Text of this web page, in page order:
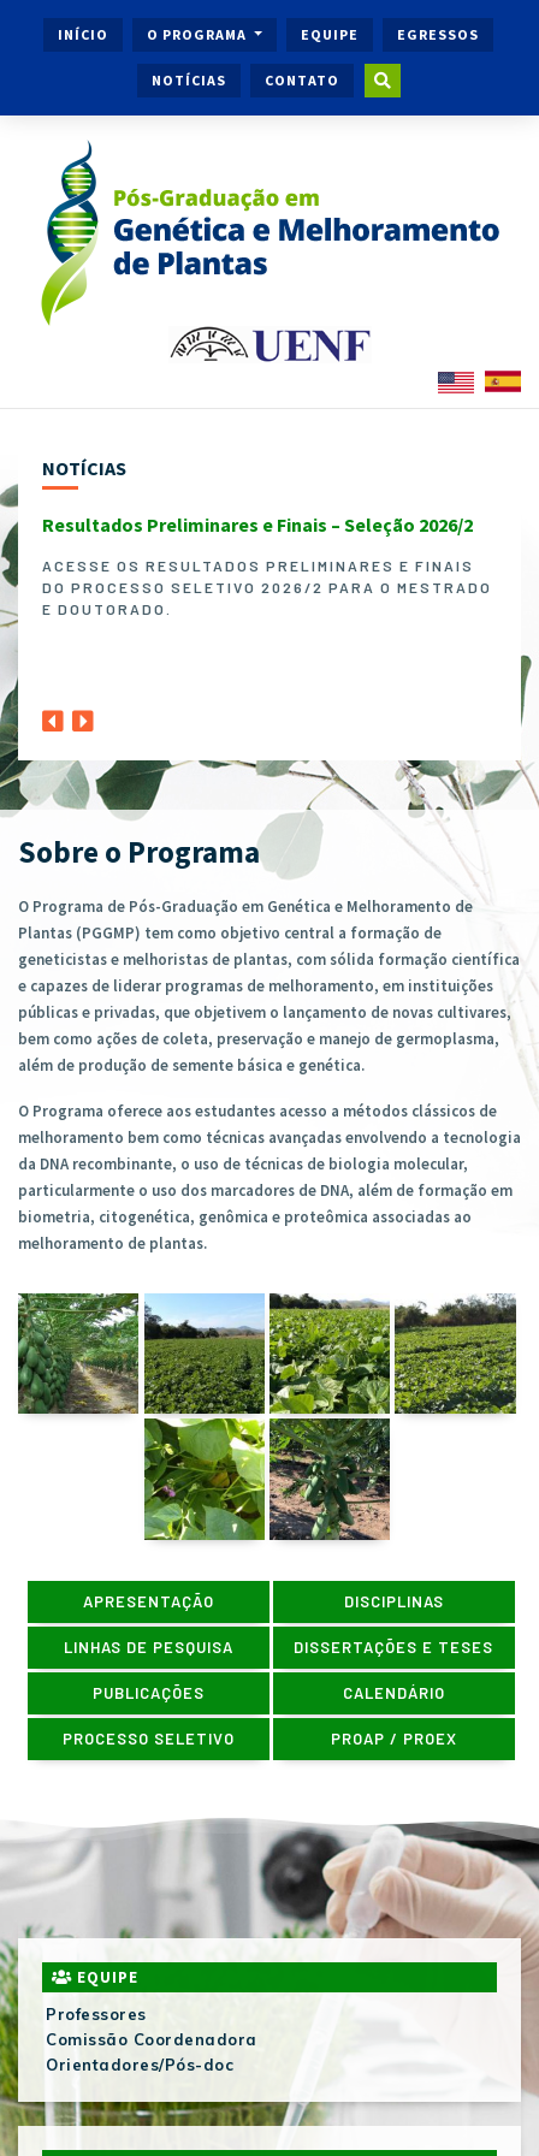
INÍCIO O PROGRAMA EQUIPE EGRESSOS
NOTÍCIAS CONTATO
NOTÍCIAS
Resultados Preliminares e Finais – Seleção 2026/2
ACESSE OS RESULTADOS PRELIMINARES E FINAIS
DO PROCESSO SELETIVO 2026/2 PARA O MESTRADO
E DOUTORADO.
1º
Sobre o Programa
O Programa de Pós-Graduação em Genética e Melhoramento de
Plantas (PGGMP) tem como objetivo central a formação de
geneticistas e melhoristas de plantas, com sólida formação científica
e capazes de liderar programas de melhoramento, em instituições
públicas e privadas, que objetivem o lançamento de novas cultivares,
bem como ações de coleta, preservação e manejo de germoplasma,
além de produção de semente básica e genética.
O Programa oferece aos estudantes acesso a métodos clássicos de
melhoramento bem como técnicas avançadas envolvendo a tecnologia
da DNA recombinante, o uso de técnicas de biologia molecular,
particularmente o uso dos marcadores de DNA, além de formação em
biometria, citogenética, genômica e proteômica associadas ao
melhoramento de plantas.
APRESENTAÇÃO DISCIPLINAS
LINHAS DE PESQUISA DISSERTAÇÕES E TESES
PUBLICAÇÕES CALENDÁRIO
PROCESSO SELETIVO PROAP / PROEX
EQUIPE
Professores
Comissão Coordenadora
Orientadores/Pós-doc